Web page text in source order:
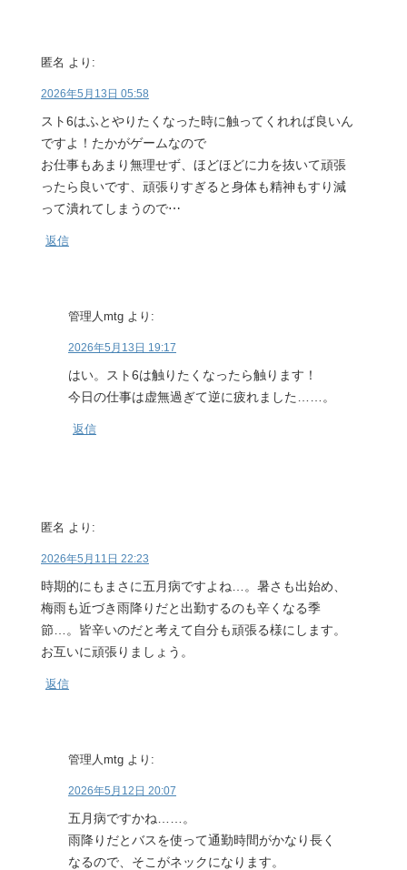
匿名 より:
2026年5月13日 05:58
スト6はふとやりたくなった時に触ってくれれば良いん
ですよ！たかがゲームなので
お仕事もあまり無理せず、ほどほどに力を抜いて頑張
ったら良いです、頑張りすぎると身体も精神もすり減
って潰れてしまうので⋯
返信
管理人mtg より:
2026年5月13日 19:17
はい。スト6は触りたくなったら触ります！
今日の仕事は虚無過ぎて逆に疲れました……。
返信
匿名 より:
2026年5月11日 22:23
時期的にもまさに五月病ですよね…。暑さも出始め、
梅雨も近づき雨降りだと出勤するのも辛くなる季
節…。皆辛いのだと考えて自分も頑張る様にします。
お互いに頑張りましょう。
返信
管理人mtg より:
2026年5月12日 20:07
五月病ですかね……。
雨降りだとバスを使って通勤時間がかなり長く
なるので、そこがネックになります。